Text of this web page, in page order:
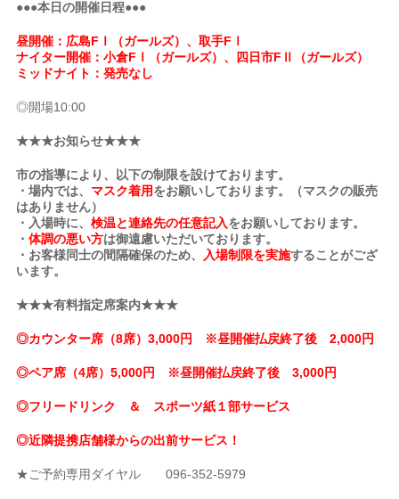
●●●本日の開催日程●●●
昼開催：広島FⅠ（ガールズ）、取手FⅠ
ナイター開催：小倉FⅠ（ガールズ）、四日市FⅡ（ガールズ）
ミッドナイト：発売なし
◎開場10:00
★★★お知らせ★★★
市の指導により、以下の制限を設けております。
・場内では、 マスク着用をお願いしております。（マスクの販売
はありません）
・入場時に、検温と連絡先の任意記入をお願いしております。
・体調の悪い方は御遠慮いただいております。
・お客様同士の間隔確保のため、
入場制限を実施することがござ
います。
★★★有料指定席案内★★★
◎カウンター席（8席）3,000円 ※昼開催払戻終了後 2,000円
◎ペア席（4席）5,000円 ※昼開催払戻終了後 3,000円
◎フリードリンク ＆ スポーツ紙１部サービス
◎近隣提携店舗様からの出前サービス！
★ご予約専用ダイヤル 096-352-5979